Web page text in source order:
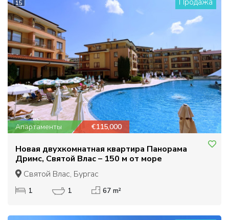
15
Апартаменты €115,000
Новая двухкомнатная квартира Панорама
Дримс, Святой Влас – 150 м от море
Святой Влас, Бургас
1 1 67 m²